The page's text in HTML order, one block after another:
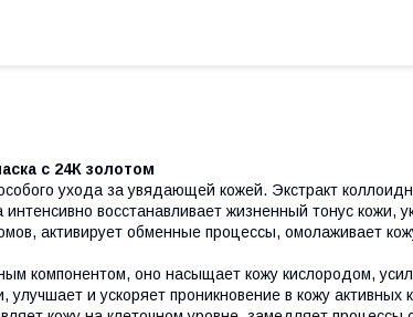
с 24К золотом
ухода за увядающей кожей. Экстракт
восстанавливает жизненный тонус кожи,
активирует обменные процессы, омолаживает
компонентом, оно насыщает кожу кислородом,
и ускоряет проникновение в кожу активных